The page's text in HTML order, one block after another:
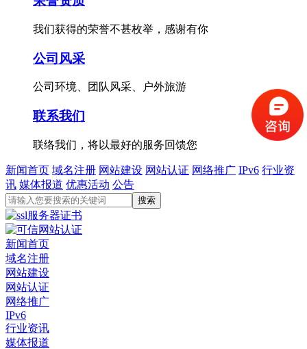
我们获得的荣誉不甚枚举，感谢有你
公司风采
公司环境、团队风采、户外旅游
联系我们
联络我们，将以最好的服务回馈您
新闻首页 域名注册 网站建设 网站认证 网络推广 IPv6 行业资
讯 媒体报道 优惠活动 公告
新闻首页
域名注册
网站建设
网站认证
网络推广
IPv6
行业资讯
媒体报道